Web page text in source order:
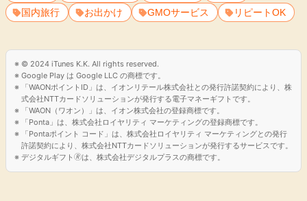
国内旅行
お出かけ GMOサービス リピートOK
© 2024 iTunes K.K. All rights reserved.
Google Play は Google LLC の商標です。
「WAONポイントID」は、イオンリテール株式会社との発行許諾契約により、株
式会社NTTカードソリューションが発行する電子マネーギフトです。
「WAON（ワオン）」は、イオン株式会社の登録商標です。
「Ponta」は、株式会社ロイヤリティ マーケティングの登録商標です。
「Pontaポイント コード」は、株式会社ロイヤリティ マーケティングとの発行
許諾契約により、株式会社NTTカードソリューションが発行するサービスです。
デジタルギフト🄬は、株式会社デジタルプラスの商標です。